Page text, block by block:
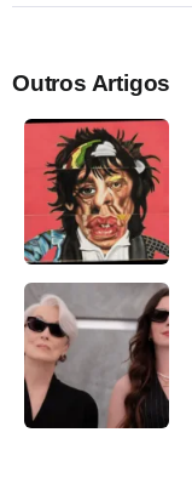
Outros Artigos